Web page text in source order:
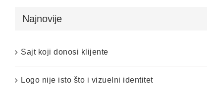
Najnovije
Sajt koji donosi klijente
Logo nije isto što i vizuelni identitet